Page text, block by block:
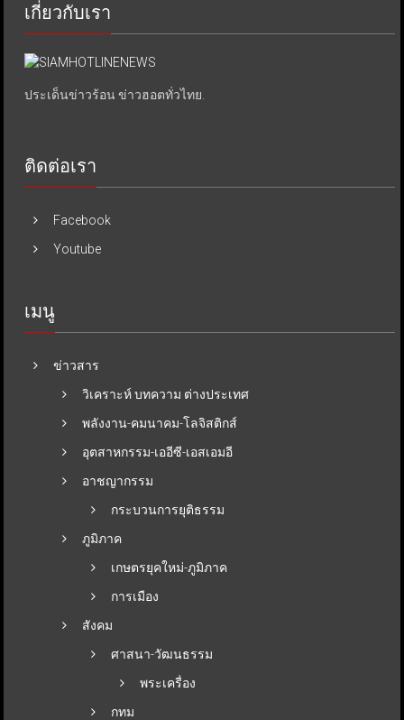
เกี่ยวกับเรา
ประเด็นข่าวร้อน ข่าวฮอตทั่วไทย.
ติดต่อเรา
Facebook
Youtube
เมนู
ข่าวสาร
วิเคราะห์ บทความ ต่างประเทศ
พลังงาน-คมนาคม-โลจิสติกส์
อุตสาหกรรม-เออีซี-เอสเอมอี
อาชญากรรม
กระบวนการยุติธรรม
ภูมิภาค
เกษตรยุคใหม่-ภูมิภาค
การเมือง
สังคม
ศาสนา-วัฒนธรรม
พระเครื่อง
กทม